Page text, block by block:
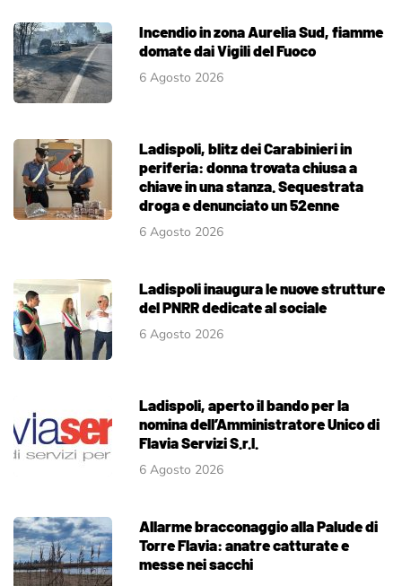
Incendio in zona Aurelia Sud, fiamme
domate dai Vigili del Fuoco
6 Agosto 2026
Ladispoli, blitz dei Carabinieri in
periferia: donna trovata chiusa a
chiave in una stanza. Sequestrata
droga e denunciato un 52enne
6 Agosto 2026
Ladispoli inaugura le nuove strutture
del PNRR dedicate al sociale
6 Agosto 2026
Ladispoli, aperto il bando per la
nomina dell’Amministratore Unico di
Flavia Servizi S.r.l.
6 Agosto 2026
Allarme bracconaggio alla Palude di
Torre Flavia: anatre catturate e
messe nei sacchi